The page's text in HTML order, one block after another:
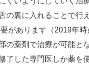
の裏に入れることで行
があります（2019年
の薬剤で治療が可能と
した専門医しか薬を